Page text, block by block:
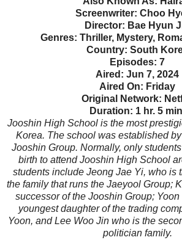
Screenwriter: Choo
Director: Bae Hyun
Genres: Thriller, Mystery,
Country: South
Episodes: 7
Aired: Jun 7, 2024
Aired On: Friday
Original Network:
Duration: 1 hr. 5
Jooshin High School is the most
Korea. The school was established
Jooshin Group. Normally, only
birth to attend Jooshin High School
students include Jeong Jae Yi, who is
the family that runs the Jaeyool Group;
successor of the Jooshin Group;
youngest daughter of the trading
Yoon, and Lee Woo Jin who is the
politician family.